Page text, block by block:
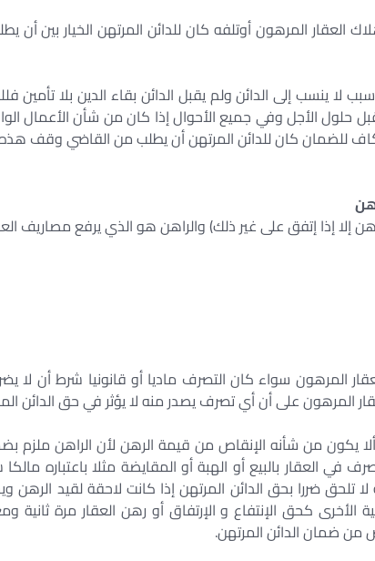
العقار المرهون أوتلفه كان للدائن المرتهن الخيار بين أن
لا ينسب إلى الدائن ولم يقبل الدائن بقاء الدين بلا تأمين
حلول الأجل وفي جميع الأحوال إذا كان من شأن الأعمال
للضمان كان للدائن المرتهن أن يطلب من القاضي وقف هذه
إلا إذا إتفق على غير ذلك) والراهن هو الذي يرفع مصاريف
المرهون سواء كان التصرف ماديا أو قانونيا شرط أن لا
المرهون على أن أي تصرف يصدر منه لا يؤثر في حق الدائن
يكون من شأنه الإنقاص من قيمة الرهن لأن الراهن ملزم
في العقار بالبيع أو الهبة أو المقايضة مثلا باعتباره
تلحق ضررا بحق الدائن المرتهن إذا كانت لاحقة لقيد الرهن
كحق الإنتفاع و الإرتفاق أو رهن العقار مرة ثانية
من ضمان الدائن المرتهن.